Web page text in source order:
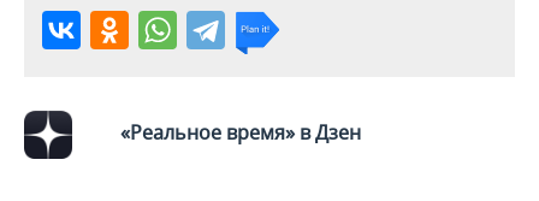
«Реальное время» в Дзен